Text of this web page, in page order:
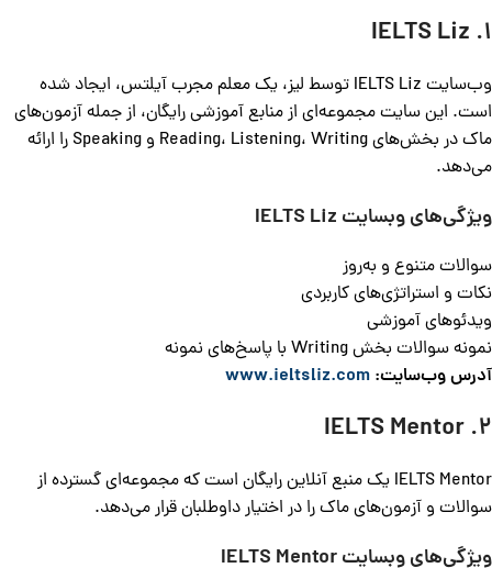
1. IELTS Liz
وب‌سایت IELTS Liz توسط لیز، یک معلم مجرب آیلتس، ایجاد شده
است. این سایت مجموعه‌ای از منابع آموزشی رایگان، از جمله آزمون‌های
ماک در بخش‌های Reading، Listening، Writing و Speaking را ارائه
می‌دهد.
ویژگی‌های وبسایت IELTS Liz
سوالات متنوع و به‌روز
نکات و استراتژی‌های کاربردی
ویدئوهای آموزشی
نمونه سوالات بخش Writing با پاسخ‌های نمونه
آدرس وب‌سایت: www.ieltsliz.com
2. IELTS Mentor
IELTS Mentor یک منبع آنلاین رایگان است که مجموعه‌ای گسترده از
سوالات و آزمون‌های ماک را در اختیار داوطلبان قرار می‌دهد.
ویژگی‌های وبسایتIELTS Mentor